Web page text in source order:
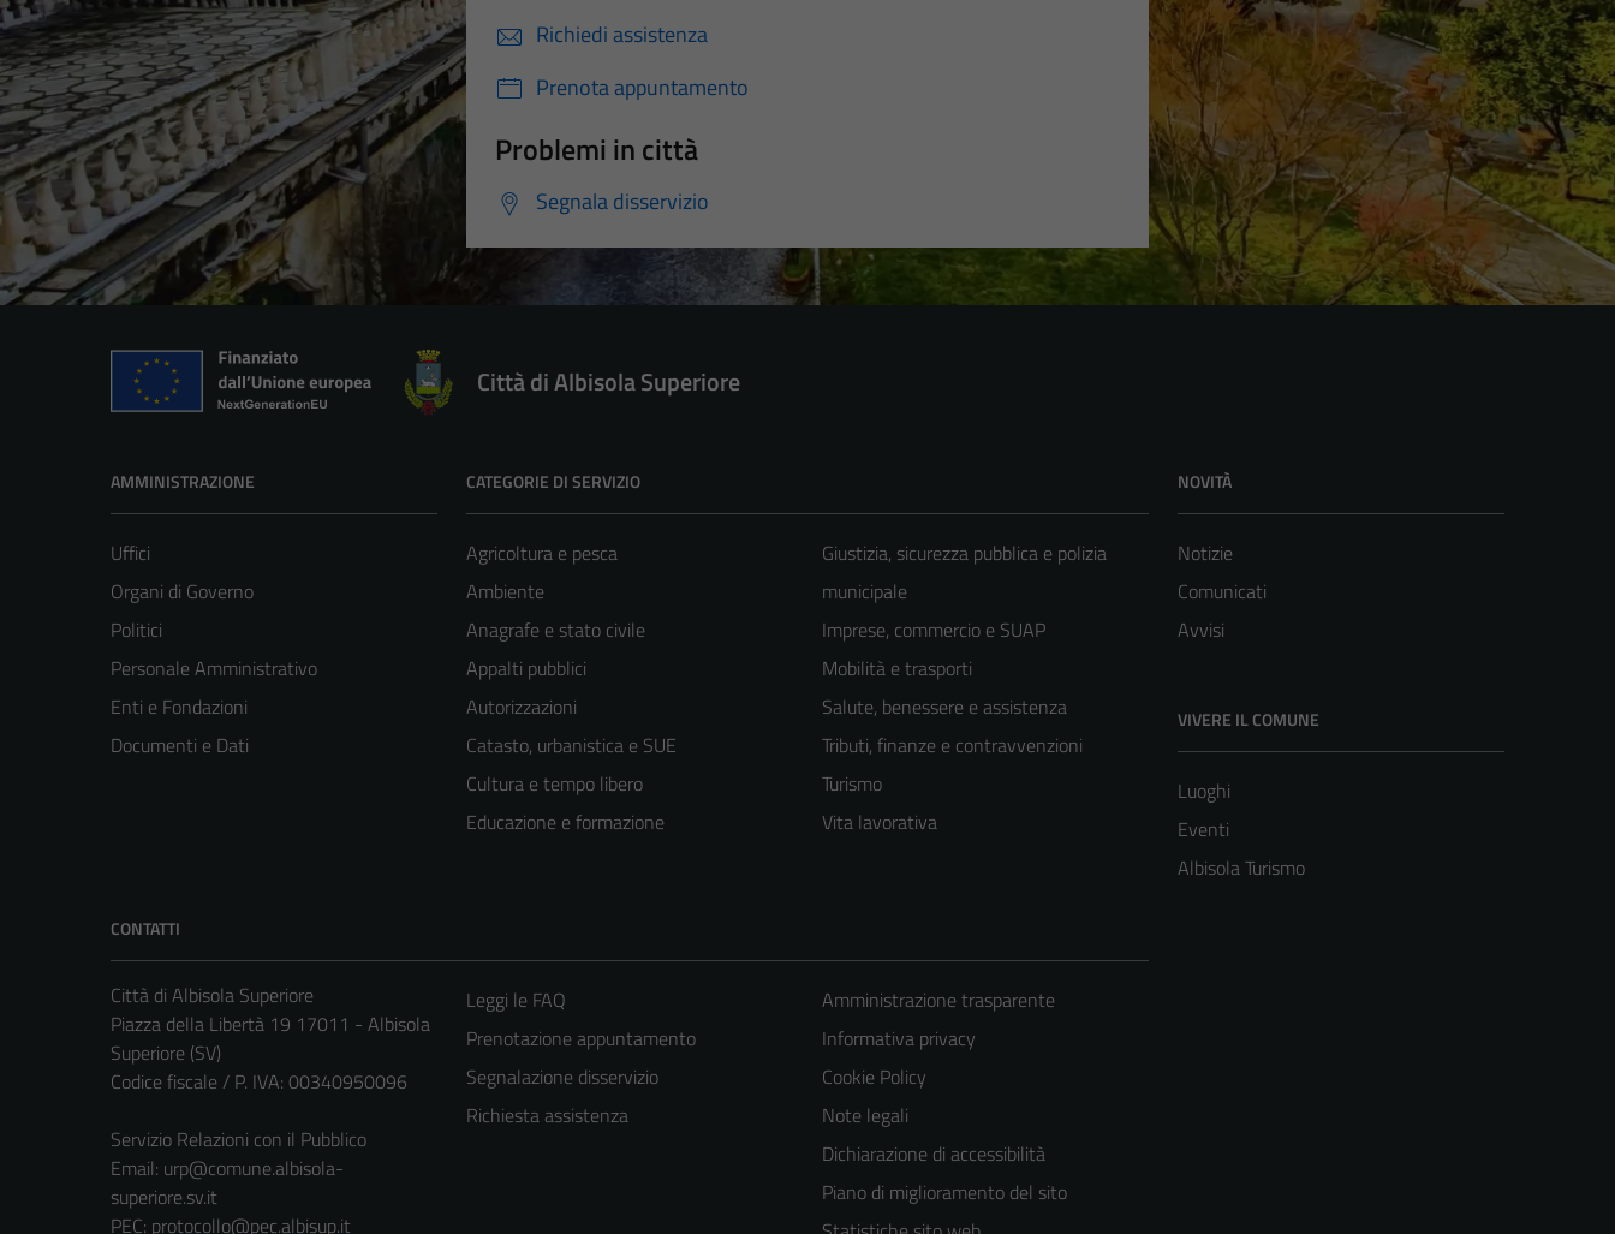
Richiedi assistenza
Prenota appuntamento
Problemi in città
Segnala disservizio
Città di Albisola Superiore
AMMINISTRAZIONE
Uffici
Organi di Governo
Politici
Personale Amministrativo
Enti e Fondazioni
Documenti e Dati
CATEGORIE DI SERVIZIO
Agricoltura e pesca
Ambiente
Anagrafe e stato civile
Appalti pubblici
Autorizzazioni
Catasto, urbanistica e SUE
Cultura e tempo libero
Educazione e formazione
Giustizia, sicurezza pubblica e polizia
municipale
Imprese, commercio e SUAP
Mobilità e trasporti
Salute, benessere e assistenza
Tributi, finanze e contravvenzioni
Turismo
Vita lavorativa
NOVITÀ
Notizie
Comunicati
Avvisi
VIVERE IL COMUNE
Luoghi
Eventi
Albisola Turismo
CONTATTI
Città di Albisola Superiore
Piazza della Libertà 19 17011 - Albisola
Superiore (SV)
Codice fiscale / P. IVA: 00340950096
Servizio Relazioni con il Pubblico
Email: urp@comune.albisola-
superiore.sv.it
PEC: protocollo@pec.albisup.it
Leggi le FAQ
Prenotazione appuntamento
Segnalazione disservizio
Richiesta assistenza
Amministrazione trasparente
Informativa privacy
Cookie Policy
Note legali
Dichiarazione di accessibilità
Piano di miglioramento del sito
Tecnici
Questi cookie
sono necessari
per il